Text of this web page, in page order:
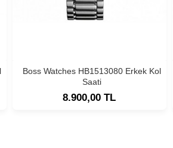
Boss Watches HB1513080 Erkek Kol
Saati
8.900,00 TL